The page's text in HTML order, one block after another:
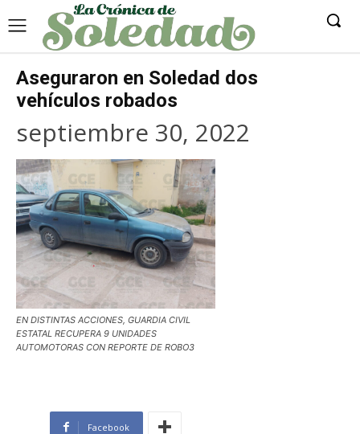
Aseguraron en Soledad dos
vehículos robados
septiembre 30, 2022
EN DISTINTAS ACCIONES, GUARDIA CIVIL
ESTATAL RECUPERA 9 UNIDADES
AUTOMOTORAS CON REPORTE DE ROBO3
Facebook